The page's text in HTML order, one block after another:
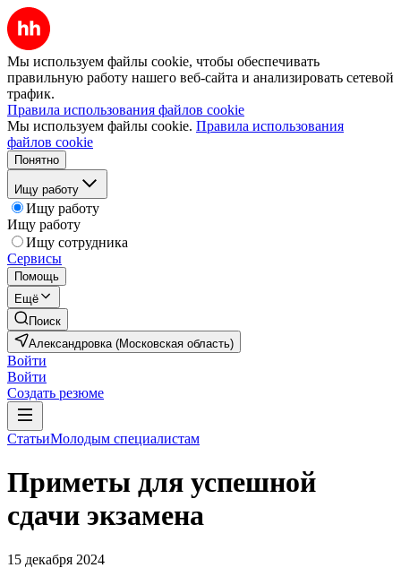
Мы используем файлы cookie, чтобы обеспечивать
правильную работу нашего веб-сайта и анализировать сетевой
трафик.
Правила использования файлов cookie
Мы используем файлы cookie. Правила использования
файлов cookie
Понятно
Ищу работу
Ищу работу
Ищу работу
Ищу сотрудника
Сервисы
Помощь
Ещё
Поиск
Александровка (Московская область)
Войти
Войти
Создать резюме
СтатьиМолодым специалистам
Приметы для успешной
сдачи экзамена
15 декабря 2024